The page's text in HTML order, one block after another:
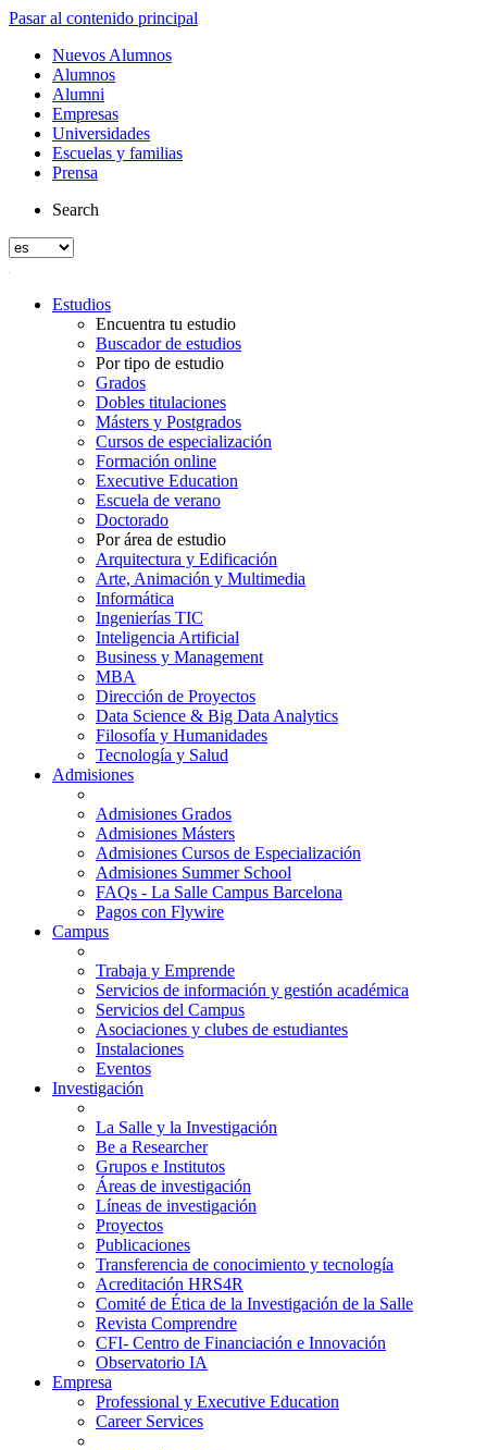
Pasar al contenido principal
Nuevos Alumnos
Alumnos
Alumni
Empresas
Universidades
Escuelas y familias
Prensa
Search
Estudios
Encuentra tu estudio
Buscador de estudios
Por tipo de estudio
Grados
Dobles titulaciones
Másters y Postgrados
Cursos de especialización
Formación online
Executive Education
Escuela de verano
Doctorado
Por área de estudio
Arquitectura y Edificación
Arte, Animación y Multimedia
Informática
Ingenierías TIC
Inteligencia Artificial
Business y Management
MBA
Dirección de Proyectos
Data Science & Big Data Analytics
Filosofía y Humanidades
Tecnología y Salud
Admisiones
Admisiones Grados
Admisiones Másters
Admisiones Cursos de Especialización
Admisiones Summer School
FAQs - La Salle Campus Barcelona
Pagos con Flywire
Campus
Trabaja y Emprende
Servicios de información y gestión académica
Servicios del Campus
Asociaciones y clubes de estudiantes
Instalaciones
Eventos
Investigación
La Salle y la Investigación
Be a Researcher
Grupos e Institutos
Áreas de investigación
Líneas de investigación
Proyectos
Publicaciones
Transferencia de conocimiento y tecnología
Acreditación HRS4R
Comité de Ética de la Investigación de la Salle
Revista Comprendre
CFI- Centro de Financiación e Innovación
Observatorio IA
Empresa
Professional y Executive Education
Career Services